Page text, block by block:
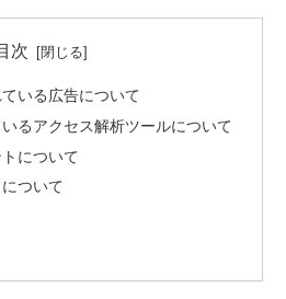
次
いる広告について
るアクセス解析ツールについて
について
ついて